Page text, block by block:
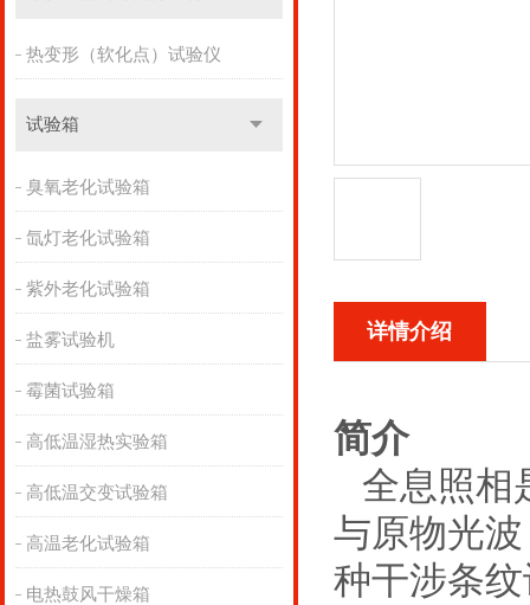
热变形（软化点）试验仪
试验箱
臭氧老化试验箱
氙灯老化试验箱
紫外老化试验箱
盐雾试验机
霉菌试验箱
高低温湿热实验箱
高低温交变试验箱
高温老化试验箱
电热鼓风干燥箱
详情介绍
简介
全息照相
与原物光
种干涉条